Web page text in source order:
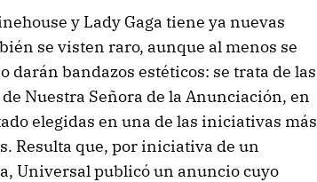
y Lady Gaga tiene ya nuevas
se visten raro, aunque al menos se
darán bandazos estéticos: se trata de las
Nuestra Señora de la Anunciación, en
elegidas en una de las iniciativas más
Resulta que, por iniciativa de un
Universal publicó un anuncio cuyo